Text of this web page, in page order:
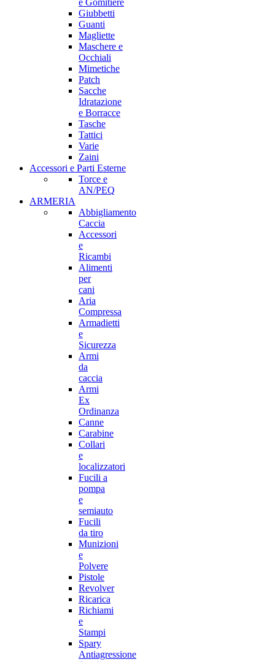
e Gomitiere
Giubbetti
Guanti
Magliette
Maschere e
Occhiali
Mimetiche
Patch
Sacche
Idratazione
e Borracce
Tasche
Tattici
Varie
Zaini
Accessori e Parti Esterne
Torce e
AN/PEQ
ARMERIA
Abbigliamento
Caccia
Accessori
e
Ricambi
Alimenti
per
cani
Aria
Compressa
Armadietti
e
Sicurezza
Armi
da
caccia
Armi
Ex
Ordinanza
Canne
Carabine
Collari
e
localizzatori
Fucili a
pompa
e
semiauto
Fucili
da tiro
Munizioni
e
Polvere
Pistole
Revolver
Ricarica
Richiami
e
Stampi
Spary
Antiagressione